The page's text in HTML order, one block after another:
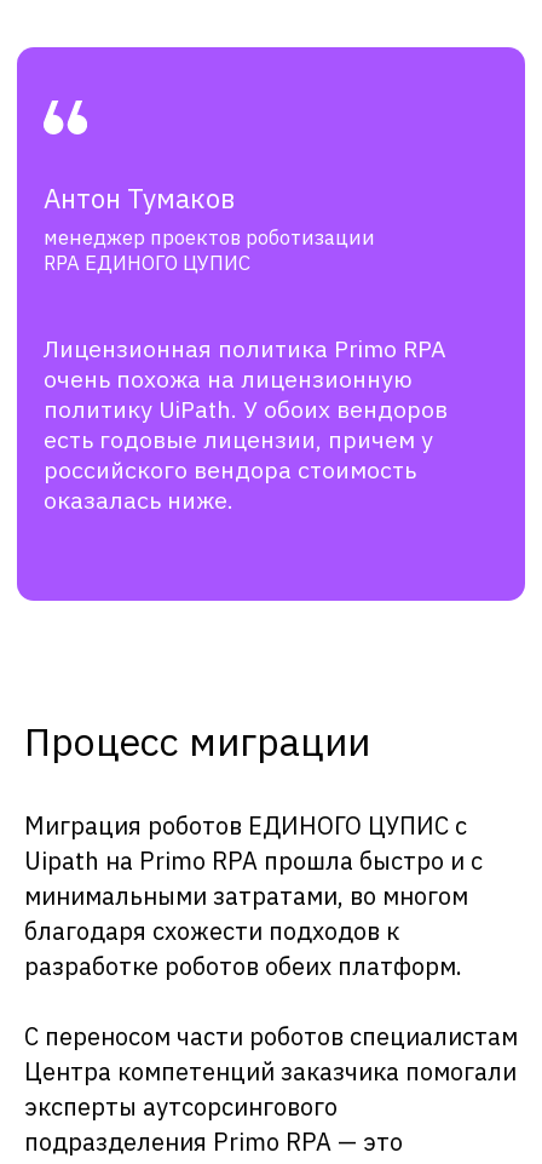
Процесс миграции
Миграция роботов ЕДИНОГО ЦУПИС с
Uipath на Primo RPA прошла быстро и с
минимальными затратами, во многом
благодаря схожести подходов к
разработке роботов обеих платформ.
С переносом части роботов специалистам
Центра компетенций заказчика помогали
эксперты аутсорсингового
подразделения Primo RPA — это
большого труда, так как мы уже 5
процессов уже была адаптирована.
В процессе миграции иногда
возникали трудности с работой
зависали и отключались. Проблемы
были решены благодаря
функционала платформы и помощи
со стороны вендора в корректной
Большая часть роботизированных
процессов ЕДИНОГО ЦУПИС — это
процессы, где используются
повторяющиеся рутинные операции:
заполнение и перенос данных
системы в другую,
подготовка автоматических
ответов на запросы,
сбор новостей,
автоматизация работы с
Telegram.